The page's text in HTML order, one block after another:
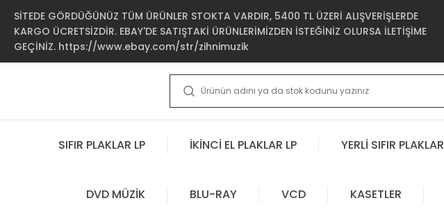
SİTEDE GÖRDÜĞÜNÜZ TÜM ÜRÜNLER STOKTA VARDIR, 5400 TL ÜZERİ ALIŞVERİŞLERDE
KARGO ÜCRETSİZDİR. EBAY'DE SATIŞTAKİ ÜRÜNLERİMİZDEN İSTEĞİNİZ OLURSA İLETİŞİME
GEÇİNİZ. https://www.ebay.com/str/zihnimuzik
SIFIR PLAKLAR LP İKİNCİ EL PLAKLAR LP YERLİ SIFIR PLAKLAR
DVD MÜZİK BLU-RAY VCD KASETLER